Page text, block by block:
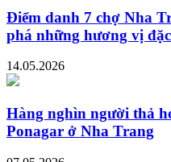
Điểm danh 7 chợ Nha
phá những hương vị
14.05.2026
Hàng nghìn người thả
Ponagar ở Nha Trang